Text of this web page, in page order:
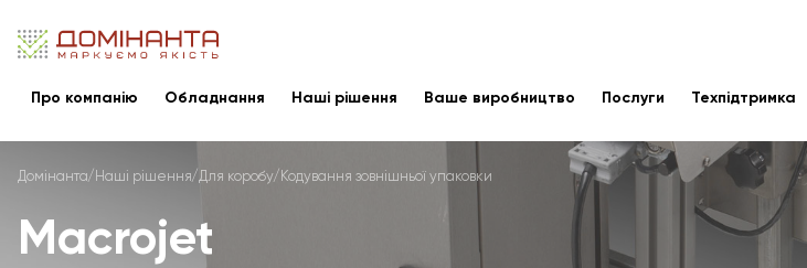
Про компанію Обладнання Наші рішення Ваше виробництво Послуги Техпідтримка
Домінанта Наші рішення Для коробу Кодування зовнішньої упаковки
Macrojet